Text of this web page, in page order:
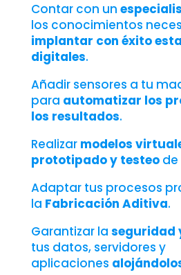
Contar con un
los conocimientos
implantar con éxito
digitales.
Añadir sensores a tu
para automatizar los
los resultados.
Realizar modelos
prototipado y testeo
Adaptar tus procesos
la Fabricación Aditiva.
Garantizar la seguridad
tus datos, servidores y
aplicaciones